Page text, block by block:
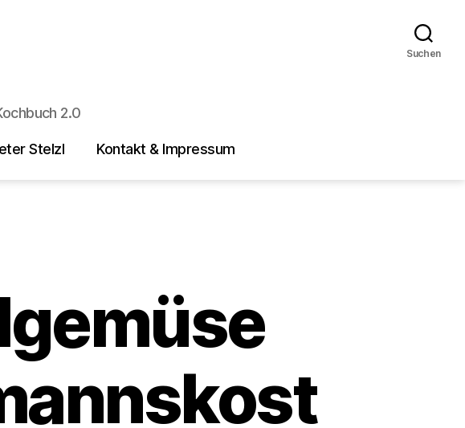
2.0
Stelzl Kontakt & Impressum
Suchen